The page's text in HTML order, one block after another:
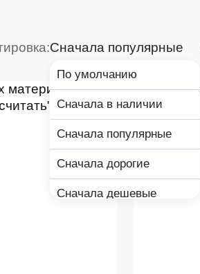
Сначала популярные
По умолчанию
Сначала в наличии
Сначала популярные
Сначала дорогие
Сначала дешевые